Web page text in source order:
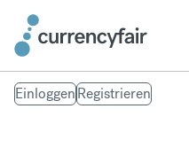
EinloggenRegistrieren